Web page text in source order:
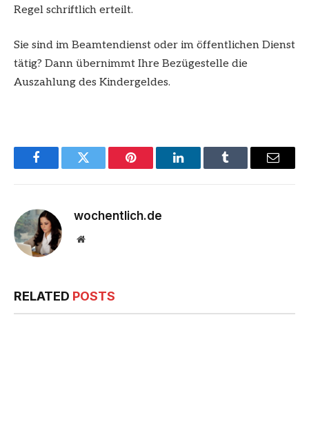
Regel schriftlich erteilt.
Sie sind im Beamtendienst oder im öffentlichen Dienst
tätig? Dann übernimmt Ihre Bezügestelle die
Auszahlung des Kindergeldes.
FacebookTwitter Pinterest LinkedInTumblr Email
wochentlich.de
Website
RELATED POSTS